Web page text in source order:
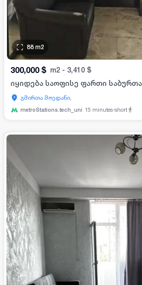
88 m2
300,000 $ m2 - 3,410 $
იყიდება საოფისე ფართი
გმირთა მოედანი,
metroStations.tech_uni 15 minutes-short